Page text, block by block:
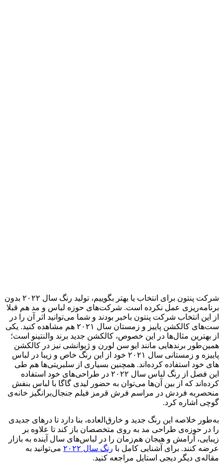
شرکت پنتون برای انتخاب یا بهتر بگوییم، تولید رنگ سال ۲۰۲۲ بدون
برنامه‌ریزی عمل نکرده است. شرکت‌های حوزه لباس و مد هم قبلا
از این انتخاب شرکت پنتون باخبر بودند و شما می‌توانید اثر آن را در
ست‌های کالکشن پاییز و زمستان سال ۲۰۲۱ هم مشاهده کنید. یکی
از بهترین مثال‌ها در این‌ خصوص، کالکشن جدید برند والنتینو است؛
همین‌طور برندهایی مانند ایو سن لورن و ژیوانشی نیز در کالکشن
پاییزه و زمستانی سال ۲۰۲۱ خود از این رنگ خاص و زیبا در لباس
های خود استفاده کرده‌اند. همچنین بسیاری از سلبریتی‌ها هم طی
این فصل از رنگ لباس سال ۲۰۲۲ در طراحی‌های خود استفاده
کرده‌اند که از بین آن‌ها می‌توان به حضور لیدی گاگا با لباس بنفش
منحصربه فردش در مراسم فرش قرمز فیلم جنجال‌برانگیز خانه‌ی
گوچی اشاره کرد.
به‌طور خلاصه این رنگ جدید و خارق‌العاده، بنا دارد تا درهای جدیدی
را در حوزه‌ی طراحی مد به روی متخصصان باز کند تا علاوه بر
زیبایی، آرامش و هیجان هم‌زمان را در لباس‌های سال آینده به بازار
عرضه کنند. ‌برای آشنایی کامل با رنگ سال ۲۰۲۲
می‌توانید به
مقاله‌ی دیگر دیجی‌ استایل مراجعه کنید.